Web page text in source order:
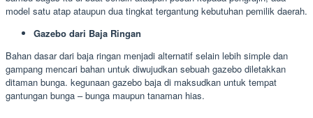
model satu atap ataupun dua tingkat tergantung kebutuhan pemilik daerah.
Gazebo dari Baja Ringan
Bahan dasar dari baja ringan menjadi alternatif selain lebih simple dan
gampang mencari bahan untuk diwujudkan sebuah gazebo diletakkan
ditaman bunga. kegunaan gazebo baja di maksudkan untuk tempat
gantungan bunga – bunga maupun tanaman hias.